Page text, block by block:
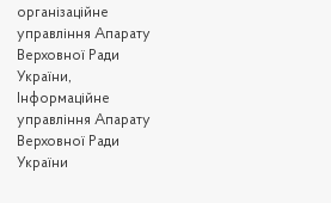
організаційне
управління Апарату
Верховної Ради
України,
Інформаційне
управління Апарату
Верховної Ради
України